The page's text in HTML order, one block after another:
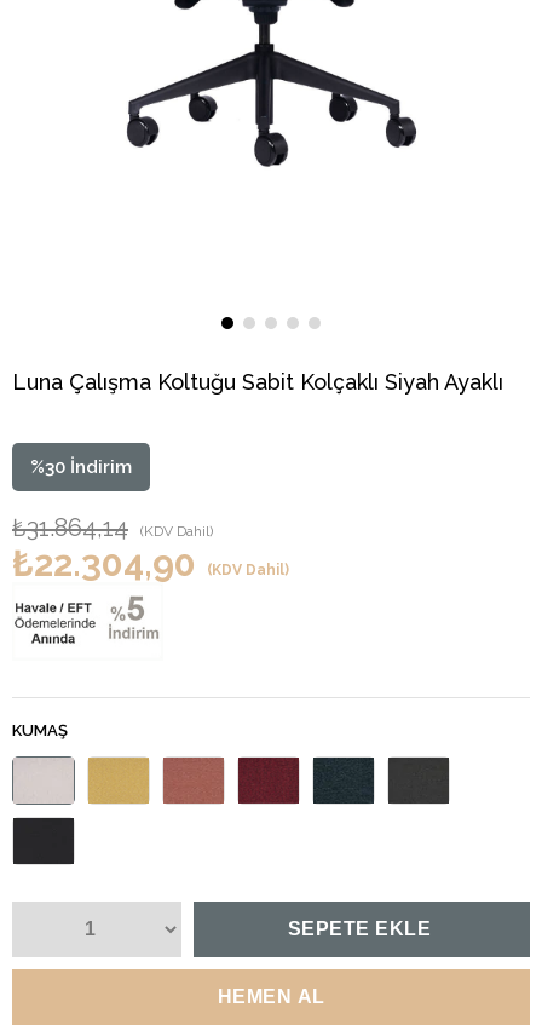
Luna Çalışma Koltuğu Sabit Kolçaklı Siyah Ayaklı
%30 İndirim
₺31.864,14 (KDV Dahil)
₺22.304,90 (KDV Dahil)
KUMAŞ